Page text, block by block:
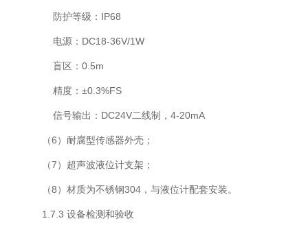
防护等级： IP68
电源： DC18-36V/1W
盲区：0.5m
精度：±0.3%FS
信号输出： DC24V二线制，4-20mA
（6）耐腐型传感器外壳；
（7）超声波液位计支架；
（8）材质为不锈钢304 ，与液位计配套安装。
1.7 .3 设备检测和验收